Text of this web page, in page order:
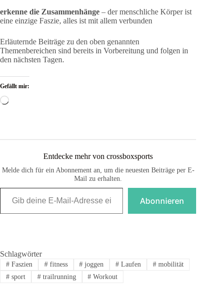
erkenne die Zusammenhänge – der menschliche Körper ist
eine einzige Faszie, alles ist mit allem verbunden
Erläuternde Beiträge zu den oben genannten
Themenbereichen sind bereits in Vorbereitung und folgen in
den nächsten Tagen.
Gefällt mir:
Wird
Entdecke mehr von crossboxsports
Melde dich für ein Abonnement an, um die neuesten Beiträge per E-
Mail zu erhalten.
Gib deine E-Mail-Adresse ein ...
Abonnieren
Schlagwörter
#Faszien #fitness # joggen # Laufen # mobilität
#sport #trailrunning # Workout